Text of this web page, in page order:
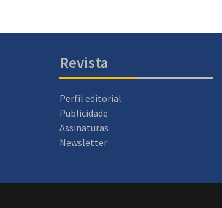
Revista
Perfil editorial
Publicidade
Assinaturas
Newsletter